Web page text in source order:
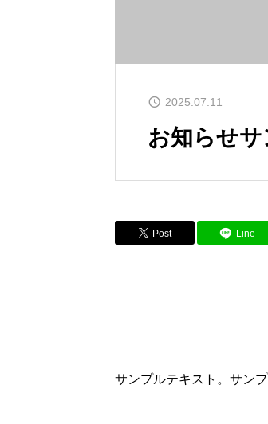
2025.07.11
お知らせ
Post Line
サンプルテキスト。サンプ